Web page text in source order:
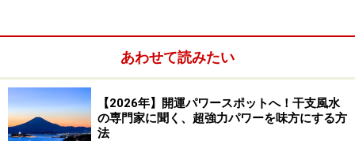
あわせて読みたい
【2026年】開運パワースポットへ！干支風水
の専門家に聞く、超強力パワーを味方にする方
法